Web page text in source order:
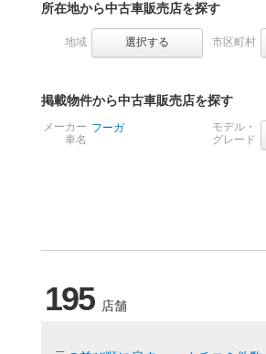
所在地から中古車販売店を探す
地域 選択する 市区町村
掲載物件から中古車販売店を探す
メーカー
車名
フーガ
モデル・
グレード
195 店舗